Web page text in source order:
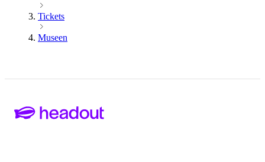
Tickets
Museen